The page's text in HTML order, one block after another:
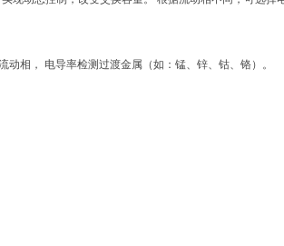
相， 电导率检测过渡金属（如：锰、锌、钴、铬）。